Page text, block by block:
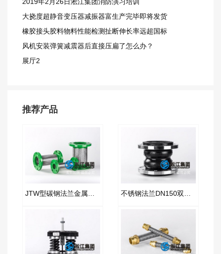
大挠度超静音变压器减振器富生产完毕即将发货
橡胶接头胶料物料性能检测扯断伸长率远超国标
风机安装弹簧减震器后直接压扁了怎么办？
展厅2
推荐产品